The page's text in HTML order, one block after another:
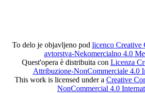
To delo je objavljeno pod licenco Creative
avtorstva-Nekomercialno 4.0
Quest'opera è distribuita con Licenza
Attribuzione-NonCommerciale 4.0
This work is licensed under a Creative
NonCommercial 4.0